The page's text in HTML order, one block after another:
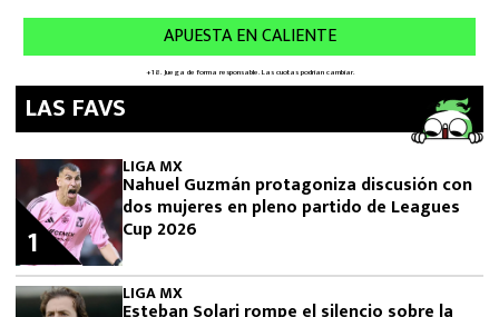
LAS FAVS
LIGA MX
Nahuel Guzmán protagoniza discusión con
dos mujeres en pleno partido de Leagues
Cup 2026
1
LIGA MX